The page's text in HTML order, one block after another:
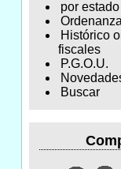
por estado
Histórico
fiscales
P.G.O.U.
Buscar